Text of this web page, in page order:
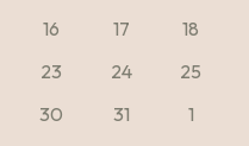
0
16
0
17
0
18
0
23
0
24
0
25
0
30
0
31
01